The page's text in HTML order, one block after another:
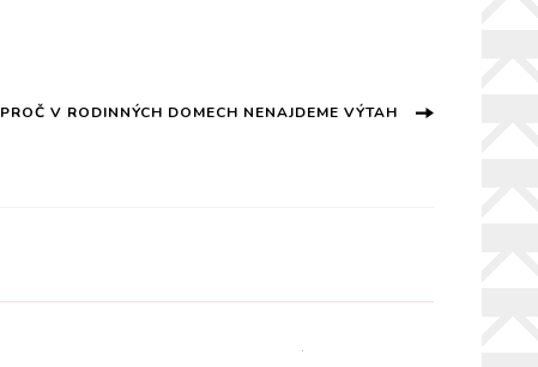
PROČ V RODINNÝCH DOMECH NENAJDEME VÝTAH